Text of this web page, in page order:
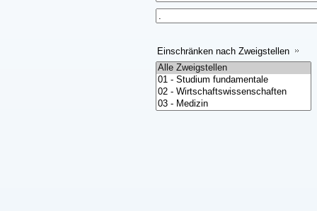
Einschränken nach Zweigstellen